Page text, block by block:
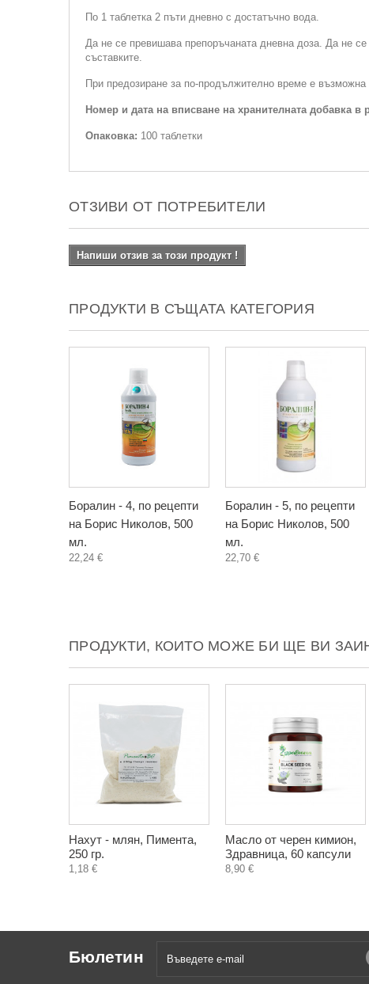
По 1 таблетка 2 пъти дневно с достатъчно вода.
Да не се превишава препоръчаната дневна доза. Да не
съставките.
При предозиране за по-продължително време е възможна
Номер и дата на вписване на хранителната добавка в
Опаковка: 100 таблетки
ОТЗИВИ ОТ ПОТРЕБИТЕЛИ
Напиши отзив за този продукт !
ПРОДУКТИ В СЪЩАТА КАТЕГОРИЯ
Боралин - 4, по рецепти
на Борис Николов, 500
мл.
22,24 €
Боралин - 5, по рецепти
на Борис Николов, 500
мл.
22,70 €
ПРОДУКТИ, КОИТО МОЖЕ БИ ЩЕ ВИ
Нахут - млян, Пимента,
250 гр.
1,18 €
Масло от черен кимион,
Здравница, 60 капсули
8,90 €
Бюлетин